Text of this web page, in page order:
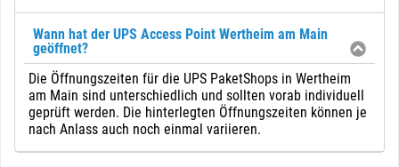
Wann hat der UPS Access Point Wertheim am Main
geöffnet?
Die Öffnungszeiten für die UPS PaketShops in Wertheim
am Main sind unterschiedlich und sollten vorab individuell
geprüft werden. Die hinterlegten Öffnungszeiten können je
nach Anlass auch noch einmal variieren.